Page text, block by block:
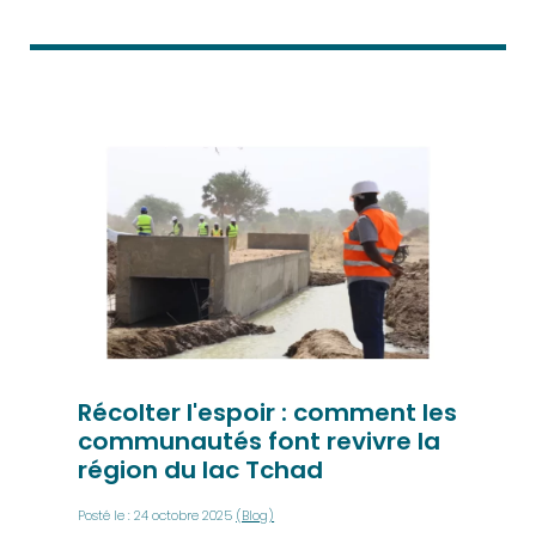
Récolter l'espoir : comment les
communautés font revivre la
région du lac Tchad
Posté le : 24 octobre 2025 (Blog)